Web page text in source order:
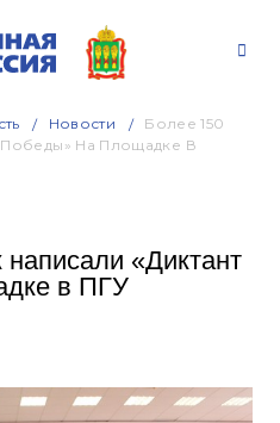
Новости
Более 150
Победы» На Площадке В
«Диктант
в ПГУ